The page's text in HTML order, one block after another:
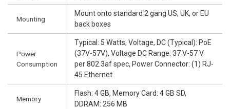
Mounting
Mount onto standard 2 gang US, UK, or EU
back boxes
Power
Consumption
Typical: 5 Watts, Voltage, DC (Typical): PoE
(37V-57V), Voltage DC Range: 37 V-57 V
per 802.3af spec, Power Connector: (1) RJ-
45 Ethernet
Memory
Flash: 4 GB, Memory Card: 4 GB SD,
DDRAM: 256 MB